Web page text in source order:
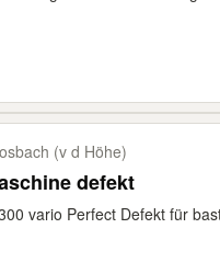
(v d Höhe)
defekt
vario Perfect Defekt für